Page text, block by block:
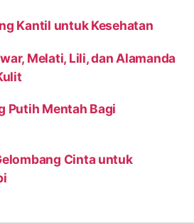
Kantil untuk Kesehatan
Melati, Lili, dan Alamanda
Putih Mentah Bagi
Cinta untuk